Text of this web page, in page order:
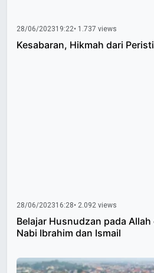
28/06/202319:22• 1.737 views
Kesabaran, Hikmah dari
28/06/202316:28• 2.092 views
Belajar Husnudzan pada
Nabi Ibrahim dan Ismail